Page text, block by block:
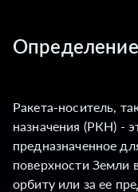
Определение
Ракета-носитель,
назначения (РКН) -
предназначенное
поверхности Земли
орбиту или за ее